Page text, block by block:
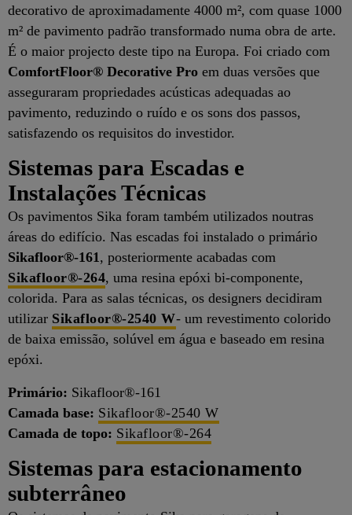
decorativo de aproximadamente 4000 m², com quase 1000
m² de pavimento padrão transformado numa obra de arte.
É o maior projecto deste tipo na Europa. Foi criado com
ComfortFloor® Decorative Pro em duas versões que
asseguraram propriedades acústicas adequadas ao
pavimento, reduzindo o ruído e os sons dos passos,
satisfazendo os requisitos do investidor.
Sistemas para Escadas e
Instalações Técnicas
Os pavimentos Sika foram também utilizados noutras
áreas do edifício. Nas escadas foi instalado o primário
Sikafloor®-161 , posteriormente acabadas com
Sikafloor®-264, uma resina epóxi bi-componente,
colorida. Para as salas técnicas, os designers decidiram
utilizar Sikafloor®-2540 W- um revestimento colorido
de baixa emissão, solúvel em água e baseado em resina
epóxi.
Primário: Sikafloor®-161
Camada base: Sikafloor®-2540 W
Camada de topo: Sikafloor®-264
Sistemas para estacionamento
subterrâneo